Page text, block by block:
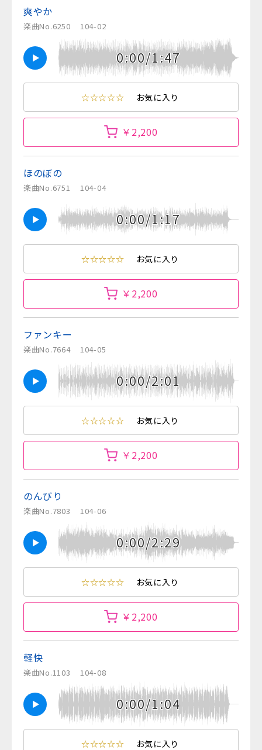
爽やか
楽曲No.6250 104-02
0:00/1:47
☆☆☆☆☆ お気に入り
￥2,200
ほのぼの
楽曲No.6751 104-04
0:00/1:17
☆☆☆☆☆ お気に入り
￥2,200
ファンキー
楽曲No.7664 104-05
0:00/2:01
☆☆☆☆☆ お気に入り
￥2,200
のんびり
楽曲No.7803 104-06
0:00/2:29
☆☆☆☆☆ お気に入り
￥2,200
軽快
楽曲No.1103 104-08
0:00/1:04
☆☆☆☆☆ お気に入り